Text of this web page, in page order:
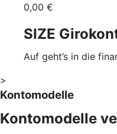
0,00 €
SIZE
Auf geht’s in die
>
Kontomodelle
Kontomodelle